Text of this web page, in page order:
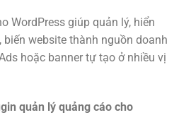
WordPress giúp quản lý, hiển
website thành nguồn doanh
hoặc banner tự tạo ở nhiều vị
quản lý quảng cáo cho